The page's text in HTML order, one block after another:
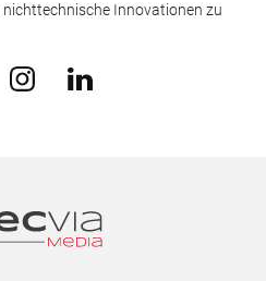
Innovationen zu